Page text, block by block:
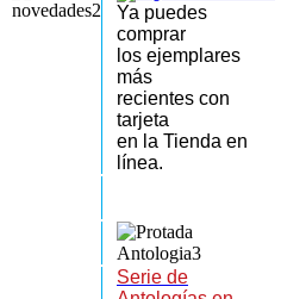
Ya puedes
comprar
los ejemplares
más
recientes con
tarjeta
en la Tienda en
línea.
Serie de